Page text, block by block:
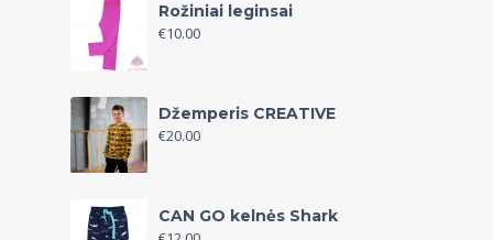
Rožiniai leginsai
€10.00
Džemperis CREATIVE
€20.00
CAN GO kelnės Shark